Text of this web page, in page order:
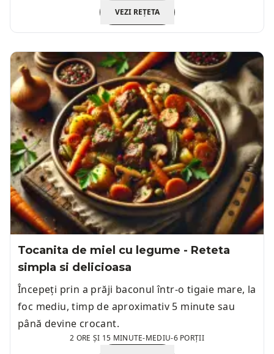
VEZI REȚETA
Tocanita de miel cu legume - Reteta
simpla si delicioasa
Începeți prin a prăji baconul într-o tigaie mare, la
foc mediu, timp de aproximativ 5 minute sau
până devine crocant.
2 ORE ȘI 15 MINUTE-MEDIU-6 PORȚII